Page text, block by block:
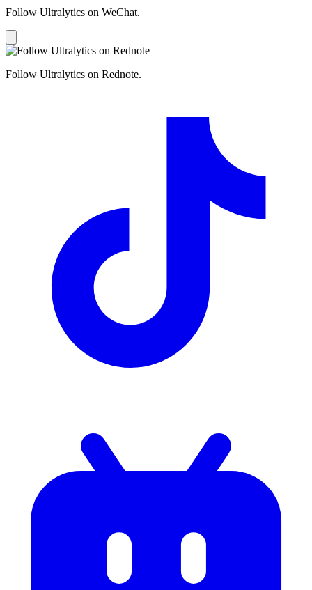
Follow Ultralytics on WeChat.
Follow Ultralytics on Rednote.